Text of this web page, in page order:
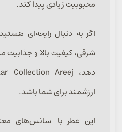
محبوبیت زیادی پیدا کند.
اگر به دنبال رایحه‌ای
شرقی، کیفیت بالا و جذابیت
ارزشمند برای شما باشد.